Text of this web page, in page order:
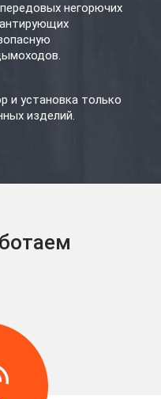
негорючих
и установка только
изделий.